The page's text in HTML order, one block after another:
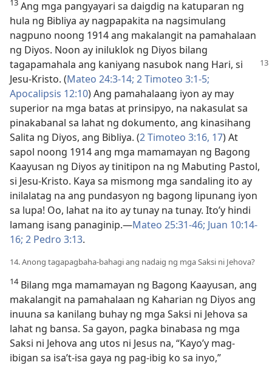
13 Ang mga pangyayari sa daigdig na katuparan ng
hula ng Bibliya ay nagpapakita na nagsimulang
nagpuno noong 1914 ang makalangit na pamahalaan
ng Diyos. Noon ay iniluklok ng Diyos bilang
tagapamahala ang kaniyang nasubok nang Hari, si
Jesu-Kristo. (Mateo 24:3-14; 2 Timoteo 3:1-5;
Apocalipsis 12:10) Ang pamahalaang iyon ay may
superior na mga batas at prinsipyo, na nakasulat sa
pinakabanal sa lahat ng dokumento, ang kinasihang
Salita ng Diyos, ang Bibliya. (2 Timoteo 3:16, 17) At
sapol noong 1914 ang mga mamamayan ng Bagong
Kaayusan ng Diyos ay tinitipon na ng Mabuting Pastol,
si Jesu-Kristo. Kaya sa mismong mga sandaling ito ay
inilalatag na ang pundasyon ng bagong lipunang iyon
sa lupa! Oo, lahat na ito ay tunay na tunay. Ito’y hindi
lamang isang panaginip.—Mateo 25:31-46; Juan 10:14-
16; 2 Pedro 3:13.
14. Anong tagapagbaha-bahagi ang nadaig ng mga Saksi ni Jehova?
14Bilang mga mamamayan ng Bagong Kaayusan, ang
makalangit na pamahalaan ng Kaharian ng Diyos ang
inuuna sa kanilang buhay ng mga Saksi ni Jehova sa
lahat ng bansa. Sa gayon, pagka binabasa ng mga
Saksi ni Jehova ang utos ni Jesus na, “Kayo’y mag-
ibigan sa isa’t-isa gaya ng pag-ibig ko sa inyo,”